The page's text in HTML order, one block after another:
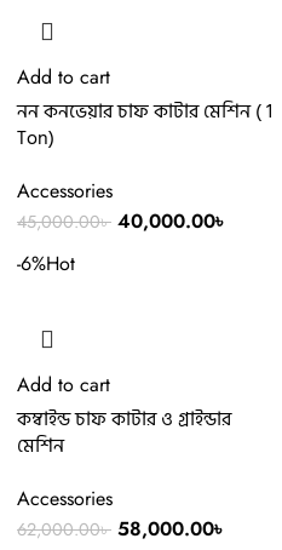
Add to cart
নন কনভেয়ার চাফ কাটার মেশিন ( 1
Ton)
Accessories
45,000.00৳ 40,000.00৳
-6%Hot
Add to cart
কম্বাইন্ড চাফ কাটার ও গ্রাইন্ডার
মেশিন
Accessories
62,000.00৳ 58,000.00৳